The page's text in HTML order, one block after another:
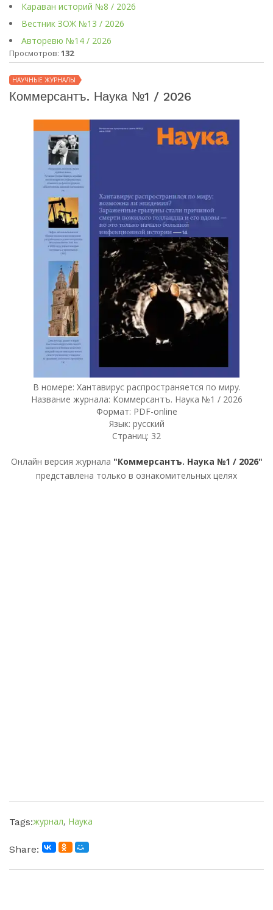
Караван историй №8 / 2026
Вестник ЗОЖ №13 / 2026
Авторевю №14 / 2026
Просмотров: 132
НАУЧНЫЕ ЖУРНАЛЫ
Коммерсантъ. Наука №1 / 2026
В номере: Хантавирус распространяется по миру.
Название журнала: Коммерсантъ. Наука №1 / 2026
Формат: PDF-online
Язык: русский
Страниц: 32
Онлайн версия журнала "Коммерсантъ. Наука №1 / 2026"
представлена только в ознакомительных целях
Tags:журнал, Наука
Share: